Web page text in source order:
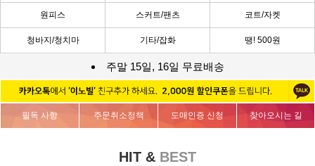
원피스 스커트/팬츠 코트/자켓
청바지/청치마 기타/잡화 땡! 500원
주말 15일, 16일 무료배송
필독 사항 주문취소정책 도매인증 신청 찾아오시는 길
HIT & BEST